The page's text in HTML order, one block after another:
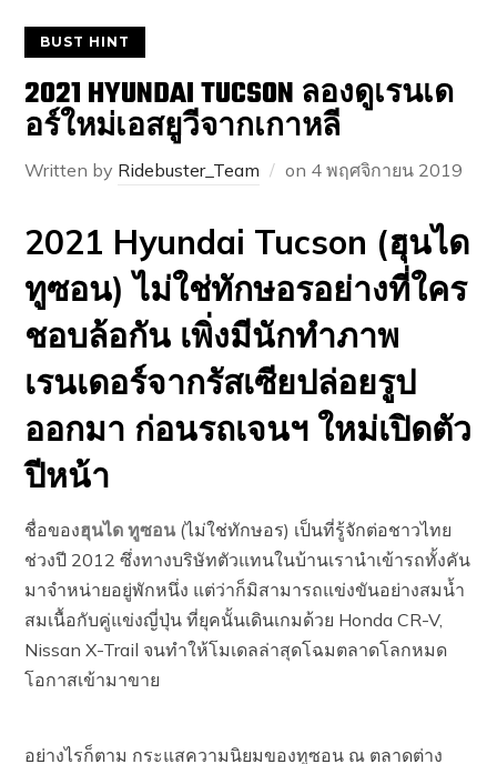
BUST HINT
2021 HYUNDAI TUCSON ลองดูเรนเด
อร์ใหม่เอสยูวีจากเกาหลี
Written by Ridebuster_Team on 4 พฤศจิกายน 2019
2021 Hyundai Tucson (ฮุนได
ทูซอน) ไม่ใช่ทักษอรอย่างที่ใคร
ชอบล้อกัน เพิ่งมีนักทำภาพ
เรนเดอร์จากรัสเซียปล่อยรูป
ออกมา ก่อนรถเจนฯ ใหม่เปิดตัว
ปีหน้า
ชื่อของฮุนได ทูซอน (ไม่ใช่ทักษอร) เป็นที่รู้จักต่อชาวไทย
ช่วงปี 2012 ซึ่งทางบริษัทตัวแทนในบ้านเรานำเข้ารถทั้งคัน
มาจำหน่ายอยู่พักหนึ่ง แต่ว่าก็มิสามารถแข่งขันอย่างสมน้ำ
สมเนื้อกับคู่แข่งญี่ปุ่น ที่ยุคนั้นเดินเกมด้วย Honda CR-V,
Nissan X-Trail จนทำให้โมเดลล่าสุดโฉมตลาดโลกหมด
โอกาสเข้ามาขาย
อย่างไรก็ตาม กระแสความนิยมของทูซอน ณ ตลาดต่าง